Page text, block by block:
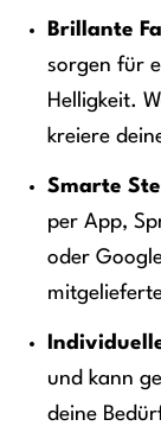
Brillante
sorgen für
Helligkeit.
kreiere
Smarte
per App,
oder
und kann
deine